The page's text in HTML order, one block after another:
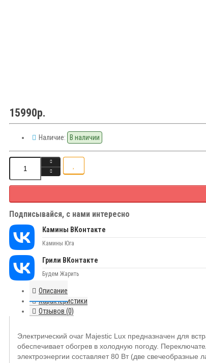
15990р.
Наличие: В наличии
Подписывайся, с нами интересно
Камины ВКонтакте
Камины Юга
Грили ВКонтакте
Будем Жарить
Описание
Характеристики
Отзывов (0)
Электрический очаг Majestic Lux предназначен для
обеспечивает обогрев в холодную погоду.
электроэнергии составляет 80 Вт (две свечеобразные